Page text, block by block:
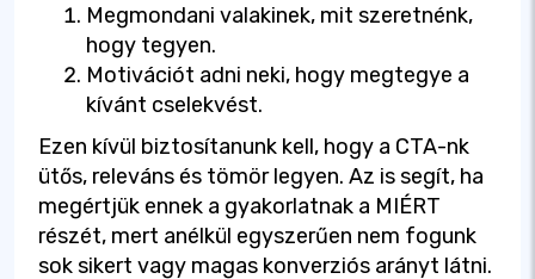
Megmondani valakinek, mit szeretnénk,
hogy tegyen.
Motivációt adni neki, hogy megtegye a
kívánt cselekvést.
Ezen kívül biztosítanunk kell, hogy a CTA-nk
ütős, releváns és tömör legyen. Az is segít, ha
megértjük ennek a gyakorlatnak a MIÉRT
részét, mert anélkül egyszerűen nem fogunk
sok sikert vagy magas konverziós arányt látni.